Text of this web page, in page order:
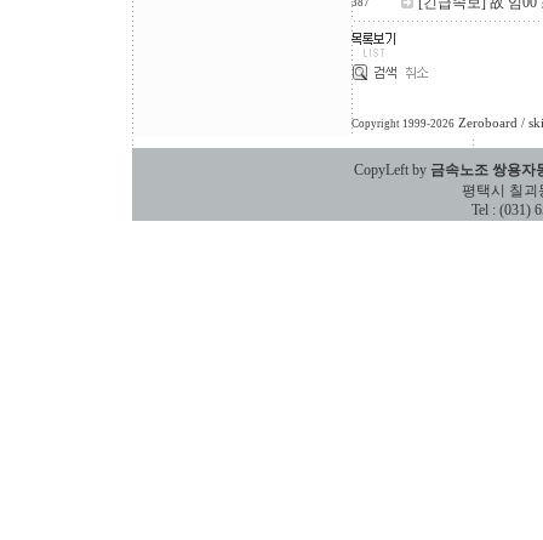
387
Copyright 1999-2026 Zeroboard /
CopyLeft by 금속노조 쌍용자
평택시 칠괴동
Tel : (031)